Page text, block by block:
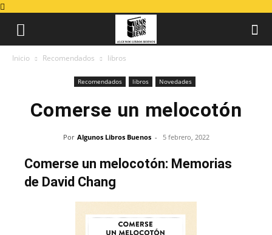
Inicio Recomendados libros
Recomendados libros Novedades
Comerse un melocotón
Por Algunos Libros Buenos - 5 febrero, 2022
Comerse un melocotón: Memorias
de David Chang